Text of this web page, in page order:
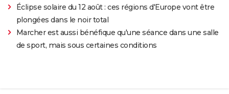
Éclipse solaire du 12 août : ces régions d'Europe vont être
plongées dans le noir total
Marcher est aussi bénéfique qu'une séance dans une salle
de sport, mais sous certaines conditions